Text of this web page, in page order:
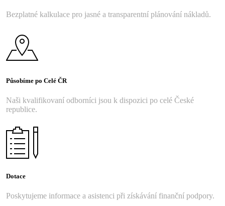
Bezplatné kalkulace pro jasné a transparentní plánování nákladů.
Působíme po Celé ČR
Naši kvalifikovaní odborníci jsou k dispozici po celé České
republice.
Dotace
Poskytujeme informace a asistenci při získávání finanční podpory.